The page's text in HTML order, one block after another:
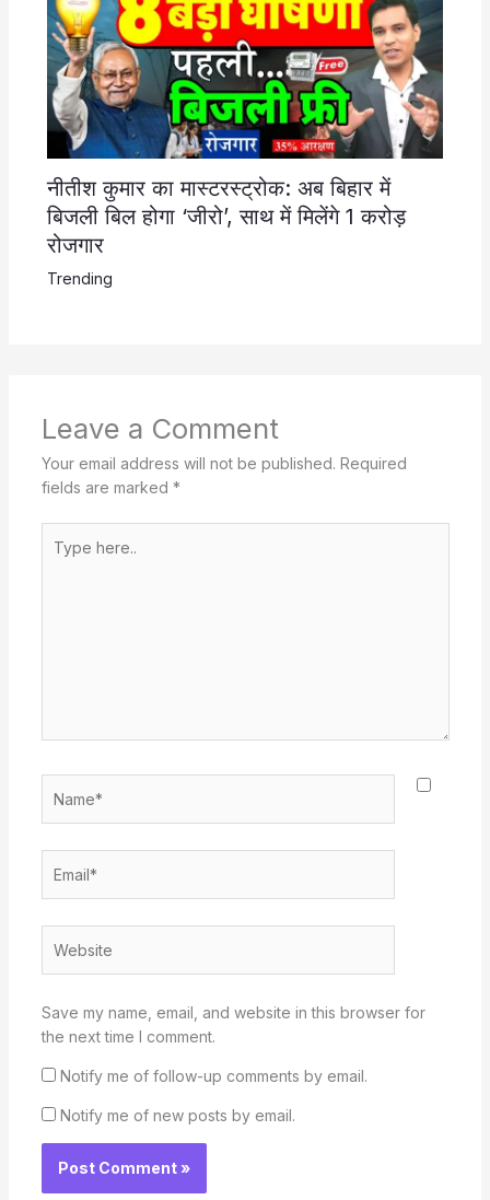
नीतीश कुमार का मास्टरस्ट्रोक: अब बिहार में
बिजली बिल होगा ‘जीरो’, साथ में मिलेंगे 1 करोड़
रोजगार
Trending
Leave a Comment
Your email address will not be published. Required
fields are marked *
here..
Save my name, email, and website in this browser for
the next time I comment.
Notify me of follow-up comments by email.
Notify me of new posts by email.